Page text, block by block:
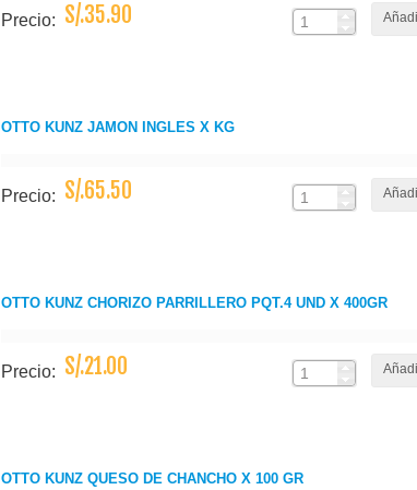
Precio: S/.35.90
OTTO KUNZ JAMON INGLES X KG
Precio: S/.65.50
OTTO KUNZ CHORIZO PARRILLERO PQT.4 UND X 400GR
Precio: S/.21.00
OTTO KUNZ QUESO DE CHANCHO X 100 GR